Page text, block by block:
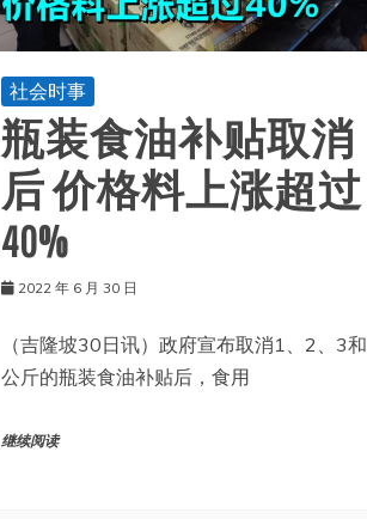
社会时事
瓶装食油补贴取消
后 价格料上涨超过
40%
2022 年 6 月 30 日
（吉隆坡30日讯）政府宣布取消1、2、3
公斤的瓶装食油补贴后，食用
继续阅读